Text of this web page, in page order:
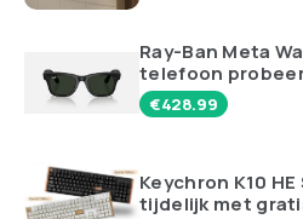
Ray-Ban Meta
telefoon
€428.99
Keychron K10
tijdelijk met